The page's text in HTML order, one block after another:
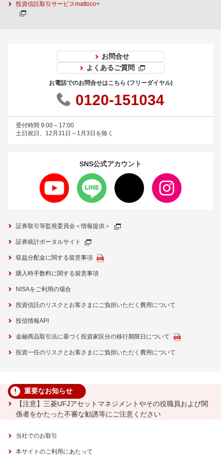
投資信託取引サービスmattoco+
お問合せ
よくあるご質問
お電話でのお問合せはこちら (フリーダイヤル)
0120-151034
受付時間 9:00～17:00
土日祝日、12月31日～1月3日を除く
SNS公式アカウント
証券取引等監視委員会＜情報提供＞
証券統計ポータルサイト
収益分配金に関する留意事項
購入時手数料に関する留意事項
NISAをご利用の場合
投資信託のリスクとお客さまにご負担いただく費用について
投信情報API
金融商品取引法に基づく投資家区分の移行期限日について
投資一任のリスクとお客さまにご負担いただく費用について
重要なお知らせ
【注意】三菱UFJアセットマネジメントやその役職員および関
係者をかたった不審な勧誘等にご注意ください
当社でのお取引
本サイトのご利用にあたって